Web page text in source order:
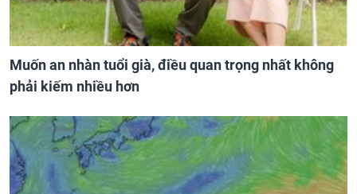
Muốn an nhàn tuổi già, điều quan trọng nhất không
phải kiếm nhiều hơn